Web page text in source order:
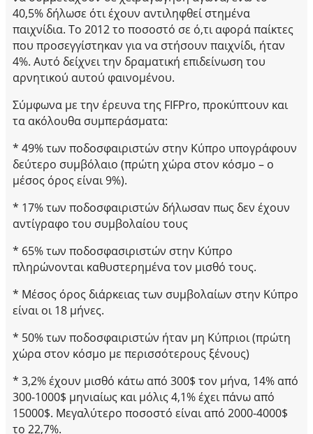
40,5% δήλωσε ότι έχουν αντιληφθεί στημένα
παιχνίδια. Το 2012 το ποσοστό σε ό,τι αφορά παίκτες
που προσεγγίστηκαν για να στήσουν παιχνίδι, ήταν
4%. Αυτό δείχνει την δραματική επιδείνωση του
αρνητικού αυτού φαινομένου.
Σύμφωνα με την έρευνα της FIFPro, προκύπτουν και
τα ακόλουθα συμπεράσματα:
* 49% των ποδοσφαιριστών στην Κύπρο υπογράφουν
δεύτερο συμβόλαιο (πρώτη χώρα στον κόσμο – ο
μέσος όρος είναι 9%).
* 17% των ποδοσφαιριστών δήλωσαν πως δεν έχουν
αντίγραφο του συμβολαίου τους
* 65% των ποδοσφασιριστών στην Κύπρο
πληρώνονται καθυστερημένα τον μισθό τους.
* Μέσος όρος διάρκειας των συμβολαίων στην Κύπρο
είναι οι 18 μήνες.
* 50% των ποδοσφαιριστών ήταν μη Κύπριοι (πρώτη
χώρα στον κόσμο με περισσότερους ξένους)
* 3,2% έχουν μισθό κάτω από 300$ τον μήνα, 14% από
300-1000$ μηνιαίως και μόλις 4,1% έχει πάνω από
15000$. Μεγαλύτερο ποσοστό είναι από 2000-4000$
το 22,7%.